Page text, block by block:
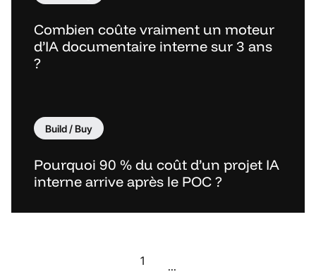
Combien coûte vraiment un moteur
d’IA documentaire interne sur 3 ans
?
Build / Buy
Pourquoi 90 % du coût d’un projet IA
interne arrive après le POC ?
1 ...